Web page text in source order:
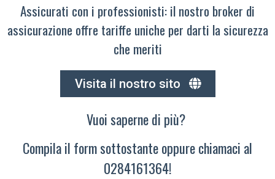
Assicurati con i professionisti: il nostro broker di
assicurazione offre tariffe uniche per darti la sicurezza
che meriti
Visita il nostro sito
Vuoi saperne di più?
Compila il form sottostante oppure chiamaci al
0284161364!